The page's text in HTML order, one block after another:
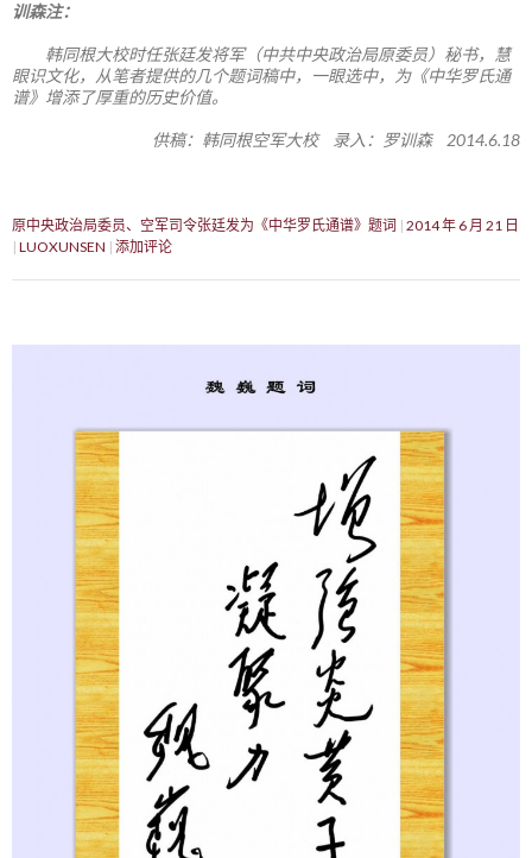
训森注：
韩同根大校时任张廷发将军（中共中央政治局原委员）秘书，慧
眼识文化，从笔者提供的几个题词稿中，一眼选中，为《中华罗氏通
谱》增添了厚重的历史价值。
供稿：韩同根空军大校 录入：罗训森 2014.6.18
原中央政治局委员、空军司令张廷发为《中华罗氏通谱》题词 2014 年 6 月 21 日
LUOXUNSEN 添加评论